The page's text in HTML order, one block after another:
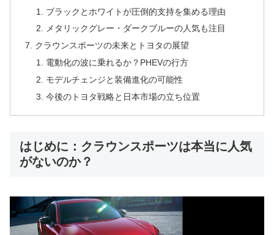
ブラックとホワイトが圧倒的支持を集める理由
メタリックグレー・ダークブルーの人気も注目
クラウンスポーツの未来とトヨタの展望
電動化の波に乗れるか？PHEVの行方
モデルチェンジと装備進化の可能性
今後のトヨタ戦略と日本市場の立ち位置
はじめに：クラウンスポーツは本当に人気
がないのか？